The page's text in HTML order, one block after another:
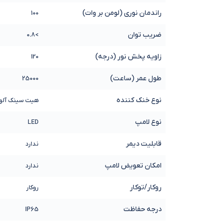
راندمان نوری (لومن بر وات) 100
ضریب توان >0.8
زاویه پخش نور (درجه) 120
طول عمر (ساعت) 25000
نوع خنک کننده هیت سینک
نوع لامپ LED
قابلیت دیمر ندارد
امکان تعویض لامپ ندارد
روکار/توکار روکار
درجه حفاظت IP65